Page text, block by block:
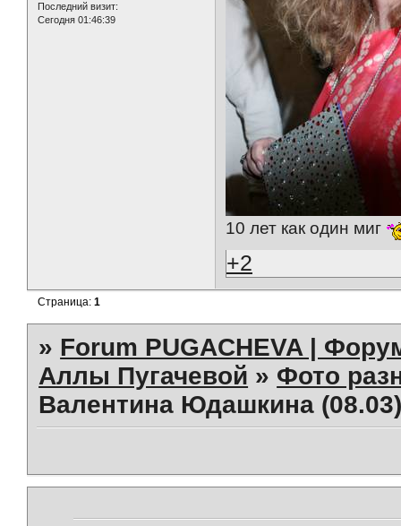
Последний визит:
Сегодня 01:46:39
10 лет как один миг
+2
Страница:1
» Forum PUGACHEVA |
Аллы Пугачевой » Фото
Валентина Юдашкина